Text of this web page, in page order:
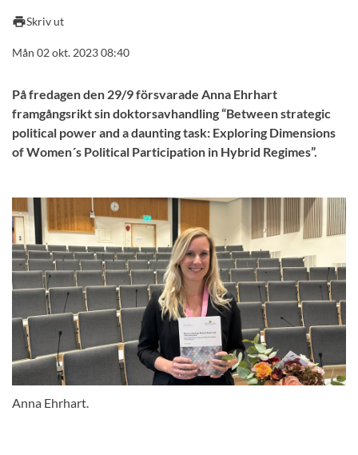
printSkriv ut
Mån 02 okt. 2023 08:40
På fredagen den 29/9 försvarade Anna Ehrhart
framgångsrikt sin doktorsavhandling “Between strategic
political power and a daunting task: Exploring Dimensions
of Women´s Political Participation in Hybrid Regimes”.
Anna Ehrhart.